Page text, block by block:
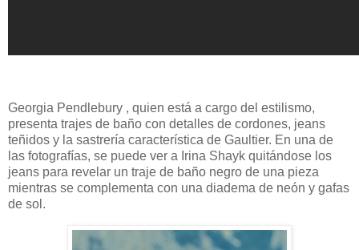
Georgia Pendlebury , quien está a cargo del estilismo,
presenta trajes de baño con detalles de cordones, jeans
teñidos y la sastrería característica de Gaultier. En una de
las fotografías, se puede ver a Irina Shayk quitándose los
jeans para revelar un traje de baño negro de una pieza
mientras se complementa con una diadema de neón y gafas
de sol.